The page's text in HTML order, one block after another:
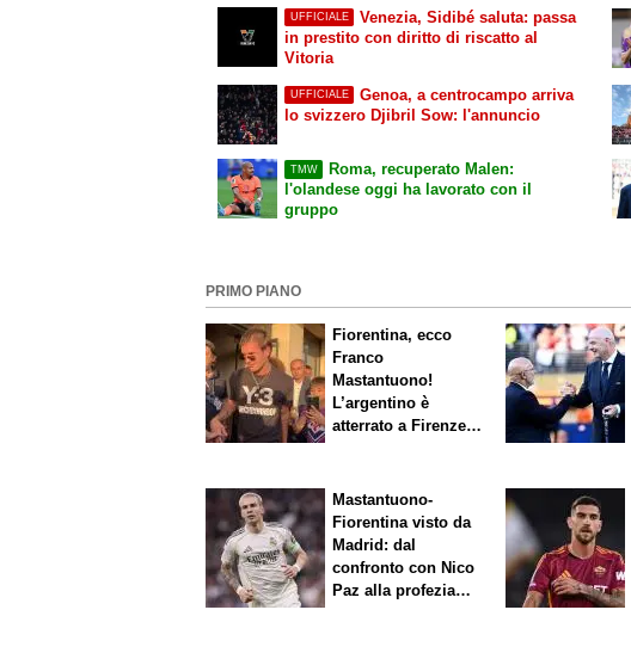
UFFICIALE
Venezia, Sidibé saluta: passa
in prestito con diritto di riscatto al
Vitoria
UFFICIALE
Genoa, a centrocampo arriva
lo svizzero Djibril Sow: l'annuncio
TMW
Roma, recuperato Malen:
l'olandese oggi ha lavorato con il
gruppo
PRIMO PIANO
Fiorentina, ecco
Franco
Mastantuono!
L’argentino è
atterrato a Firenze,
Mastantuono-
Fiorentina visto da
Madrid: dal
confronto con Nico
Paz alla profezia